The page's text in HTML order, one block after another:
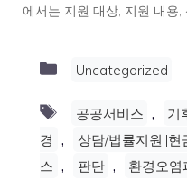
에서는 지원 대상, 지원 내용,
Categories
Uncategorized
Tags
공공서비스 , 기
경 , 상담/법률지원||현
스 , 판단 , 환경오염